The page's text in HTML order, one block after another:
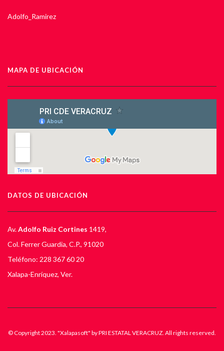
Adolfo_Ramirez
MAPA DE UBICACIÓN
DATOS DE UBICACIÓN
Av.Adolfo Ruiz Cortines 1419,
Col. Ferrer Guardia, C.P., 91020
Teléfono: 228 367 60 20
Xalapa-Enríquez, Ver.
© Copyright 2023. "Xalapasoft" by PRI ESTATAL VERACRUZ. All rights reserved.